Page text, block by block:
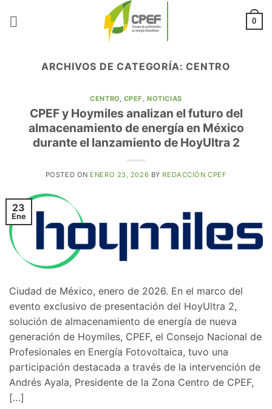
0
ARCHIVOS DE CATEGORÍA:CENTRO
CENTRO, CPEF ,NOTICIAS
CPEF y Hoymiles analizan el futuro del
almacenamiento de energía en México
durante el lanzamiento de HoyUltra 2
POSTED ON ENERO 23, 2026 BY REDACCIÓN CPEF
23
Ene
Ciudad de México, enero de 2026. En el marco del
evento exclusivo de presentación del HoyUltra 2,
solución de almacenamiento de energía de nueva
generación de Hoymiles, CPEF, el Consejo Nacional de
Profesionales en Energía Fotovoltaica, tuvo una
participación destacada a través de la intervención de
Andrés Ayala, Presidente de la Zona Centro de CPEF,
[…]